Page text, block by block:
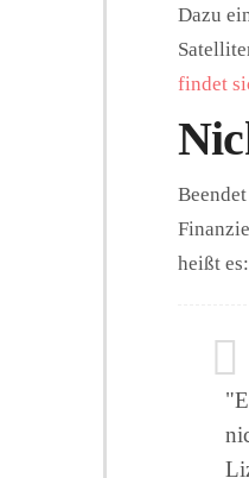
Dazu
findet
heißt es: